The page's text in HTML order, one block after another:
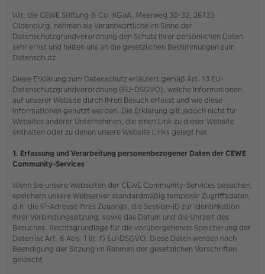
Wir, die CEWE Stiftung & Co. KGaA, Meerweg 30-32, 26133
Oldenburg, nehmen als Verantwortliche im Sinne der
Datenschutzgrundverordnung den Schutz Ihrer persönlichen Daten
sehr ernst und halten uns an die gesetzlichen Bestimmungen zum
Datenschutz.
Diese Erklärung zum Datenschutz erläutert gemäß Art. 13 EU-
Datenschutzgrundverordnung (EU-DSGVO), welche Informationen
auf unserer Website durch Ihren Besuch erfasst und wie diese
Informationen genutzt werden. Die Erklärung gilt jedoch nicht für
Websites anderer Unternehmen, die einen Link zu dieser Website
enthalten oder zu denen unsere Website Links gelegt hat.
1. Erfassung und Verarbeitung personenbezogener Daten der CEWE
Community-Services
Wenn Sie unsere Webseiten der CEWE Community-Services besuchen,
speichern unsere Webserver standardmäßig temporär Zugriffsdaten,
d.h. die IP-Adresse Ihres Zugangs, die Session-ID zur Identifikation
Ihrer Verbindungssitzung, sowie das Datum und die Uhrzeit des
Besuches. Rechtsgrundlage für die vorübergehende Speicherung der
Daten ist Art. 6 Abs. 1 lit. f) EU-DSGVO. Diese Daten werden nach
Beendigung der Sitzung im Rahmen der gesetzlichen Vorschriften
gelöscht.